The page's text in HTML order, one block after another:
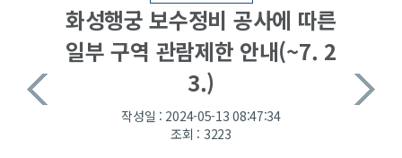
화성행궁 보수정비 공사에 따른
일부 구역 관람제한 안내(~7. 2
3.)
작성일 : 2024-05-13 08:47:34
조회 : 3223